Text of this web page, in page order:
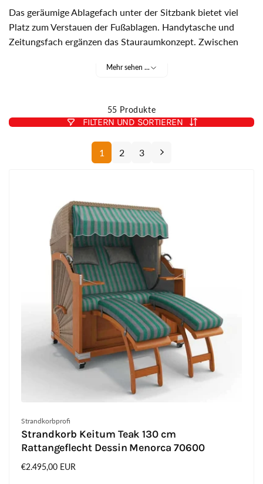
Das geräumige Ablagefach unter der Sitzbank bietet viel
Platz zum Verstauen der Fußablagen. Handytasche und
Zeitungsfach ergänzen das Stauraumkonzept. Zwischen
die Sie vor Wind schützt. Besonders wirkungsvoll ist das
Strandkorb mit ausgezeichnetem Preis-Leistungs-Verhältnis
suchen.
Mehr sehen ...
55 Produkte
FILTERN UND SORTIEREN
1 2 3
Anbieter:
Strandkorbprofi
Strandkorb Keitum Teak 130 cm
Rattangeflecht Dessin Menorca 70600
Normaler
€2.495,00 EUR